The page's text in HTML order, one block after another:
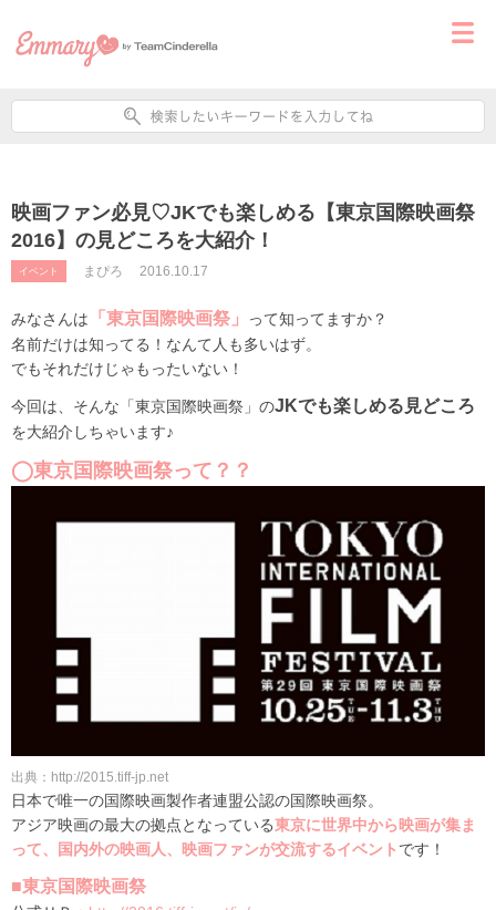
映画ファン必見♡JKでも楽しめる【東京国際映画祭
2016】の見どころを大紹介！
イベント まぴろ 2016.10.17
みなさんは 「東京国際映画祭」
って知ってますか？
名前だけは知ってる！なんて人も多いはず。
でもそれだけじゃもったいない！
今回は、そんな「東京国際映画祭」のJKでも楽しめる見どころ
を大紹介しちゃいます♪
◯東京国際映画祭って？？
出典：http://2015.tiff-jp.net
日本で唯一の国際映画製作者連盟公認の国際映画祭。
アジア映画の最大の拠点となっている東京に世界中から映画が集ま
って、国内外の映画人、映画ファンが交流するイベント です！
■東京国際映画祭